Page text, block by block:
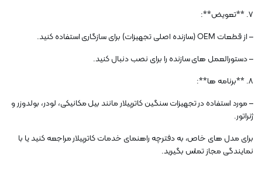
7. **تعویض**:
– از قطعات OEM (سازنده اصلی تجهیزات) برای سازگاری استفاده کنید.
– دستورالعمل های سازنده را برای نصب دنبال کنید.
8. **برنامه ها**:
– مورد استفاده در تجهیزات سنگین کاترپیلار مانند بیل مکانیکی، لودر، بولدوزر و
ژنراتور.
برای مدل های خاص، به دفترچه راهنمای خدمات کاترپیلار مراجعه کنید یا با
نمایندگی مجاز تماس بگیرید.